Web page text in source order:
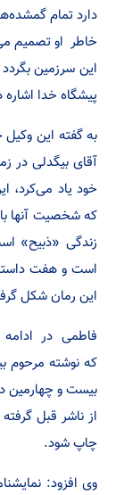
دارد تمام
خاطر او تصمیم
این سرزمین
پیشگاه خدا اشاره
به گفته این وکیل
آقای بیگدلی در
خود یاد می‌کرد،
که شخصیت آنها با
زندگی «ذبیح»
است و هفت
این رمان شکل
فاطمی در
که نوشته مرحوم
بیست و چهارمین
از ناشر قبل
چاپ شود.
وی افزود: